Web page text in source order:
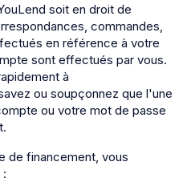
soit en droit de
commandes,
en référence à votre
sont effectués par vous.
à
ou soupçonnez que l'une
ou votre mot de passe
de financement, vous